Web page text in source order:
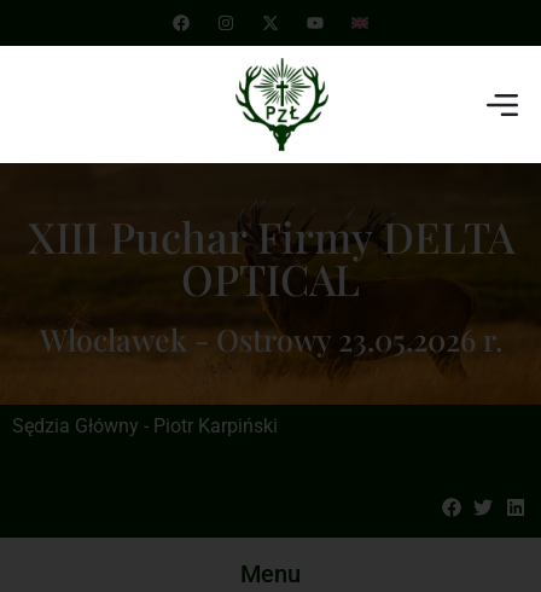
XIII Puchar Firmy DELTA
OPTICAL
Włocławek - Ostrowy 23.05.2026 r.
Sędzia Główny - Piotr Karpiński
Menu